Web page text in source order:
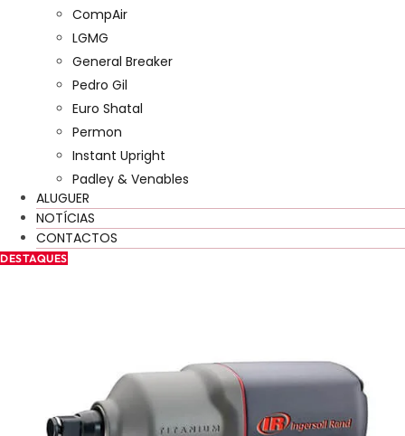
CompAir
LGMG
General Breaker
Pedro Gil
Euro Shatal
Permon
Instant Upright
Padley & Venables
ALUGUER
NOTÍCIAS
CONTACTOS
DESTAQUES